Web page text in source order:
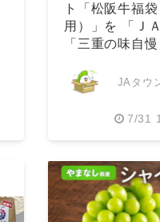
ト「松阪牛福
用）」を 「Ｊ
「三重の味自
JAタウ
7/31